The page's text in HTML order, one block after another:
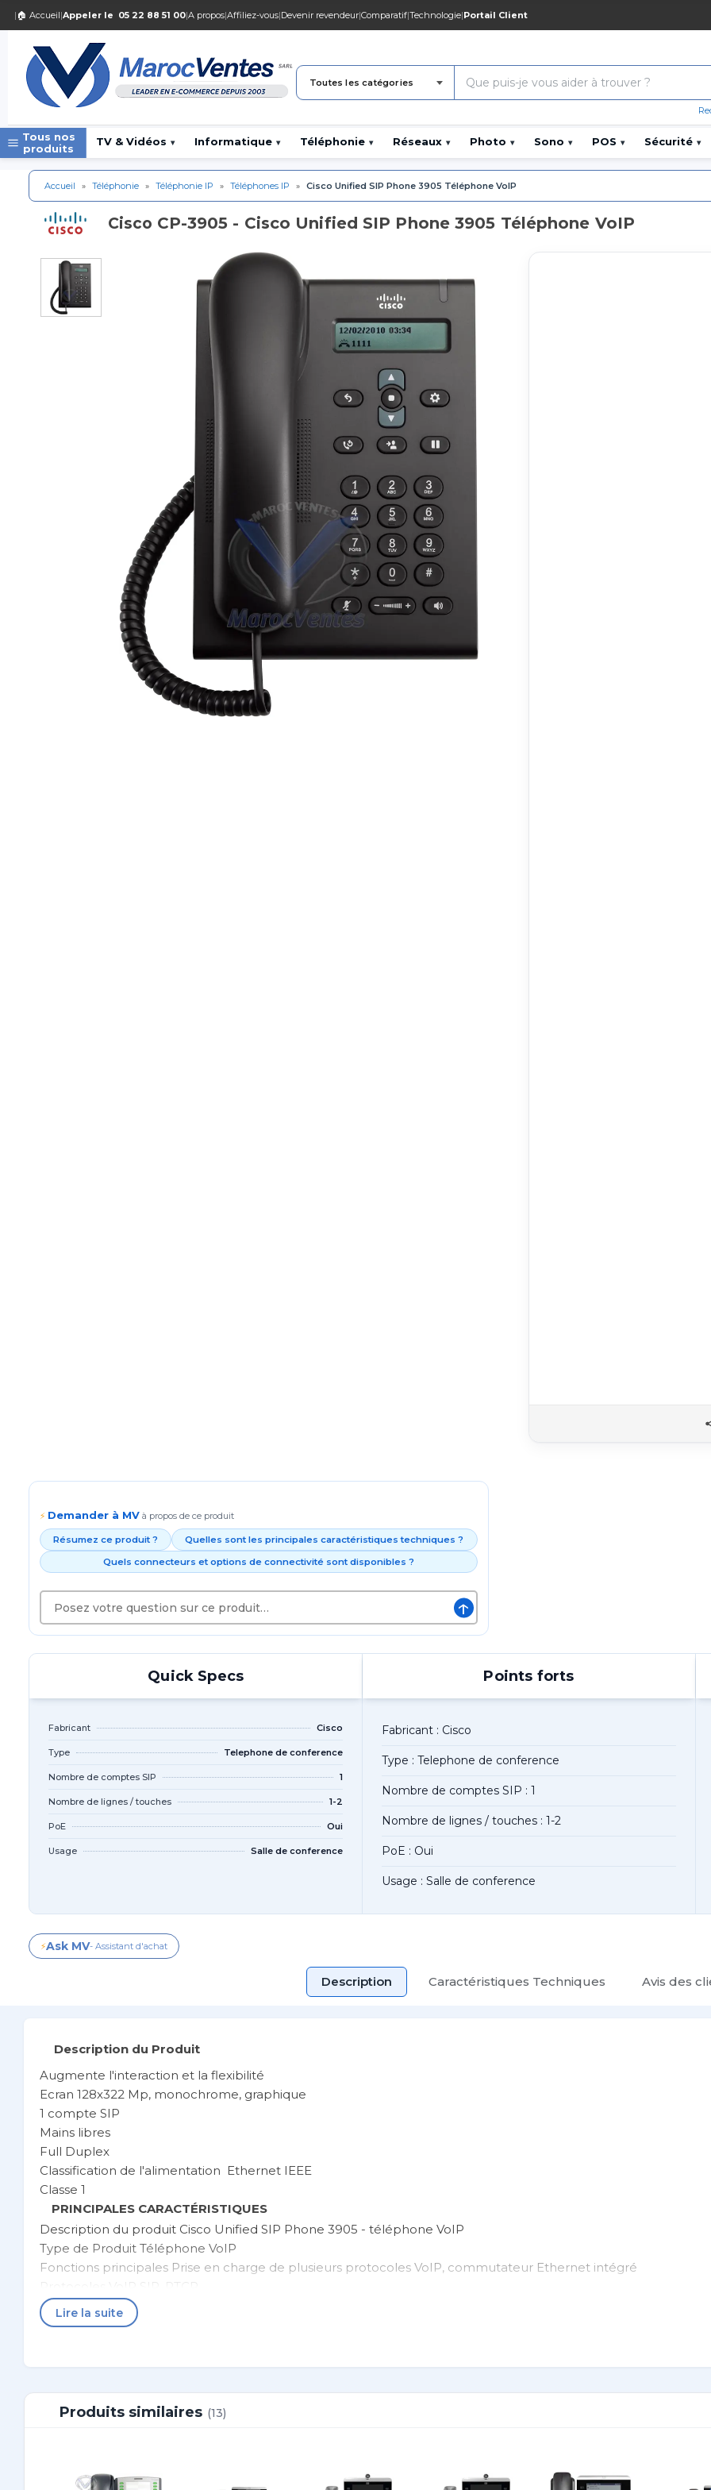
| 🏠 Accueil|Appeler le 05 22 88 51 00|A propos|Affiliez-vous|Devenir revendeur|Comparatif|Technologie|Portail Client
Toutes les catégories
Tous nos
produits
TV & Vidéos ▾ Informatique ▾ Téléphonie ▾ Réseaux ▾ Photo ▾ Sono ▾ POS ▾ Sécurité ▾
Accueil » Téléphonie » Téléphonie IP » Téléphones IP » Cisco Unified SIP Phone 3905 Téléphone VoIP
Cisco CP-3905 - Cisco Unified SIP Phone 3905 Téléphone VoIP
⚡ Demander à MV à propos de ce produit
Résumez ce produit ?
Quelles sont les principales caractéristiques techniques ?
Quels connecteurs et options de connectivité sont disponibles ?
↑
Quick Specs
Fabricant Cisco
Type Telephone de conference
Nombre de comptes SIP 1
Nombre de lignes / touches 1-2
PoE Oui
Usage Salle de conference
Points forts
Fabricant : Cisco
Type : Telephone de conference
Nombre de comptes SIP : 1
Nombre de lignes / touches : 1-2
PoE : Oui
Usage : Salle de conference
⚡Ask MV- Assistant d'achat
Description Caractéristiques Techniques Avis des
Description du Produit
Augmente l'interaction et la flexibilité
Ecran 128x322 Mp, monochrome, graphique
1 compte SIP
Mains libres
Full Duplex
Classification de l'alimentation Ethernet IEEE
Classe 1
PRINCIPALES CARACTÉRISTIQUES
Description du produit Cisco Unified SIP Phone 3905 - téléphone VoIP
Type de Produit Téléphone VoIP
Fonctions principales Prise en charge de plusieurs protocoles VoIP, commutateur Ethernet intégré
Codecs vocaux G.729, G.729a, G.729ab, G.711u, G.711a
Mains libres Oui (numérique bidirectionnel)
Nombre de ports réseau 2 x Ethernet 10Base-T/100Base-TX
Lire la suite
Produits similaires (13)